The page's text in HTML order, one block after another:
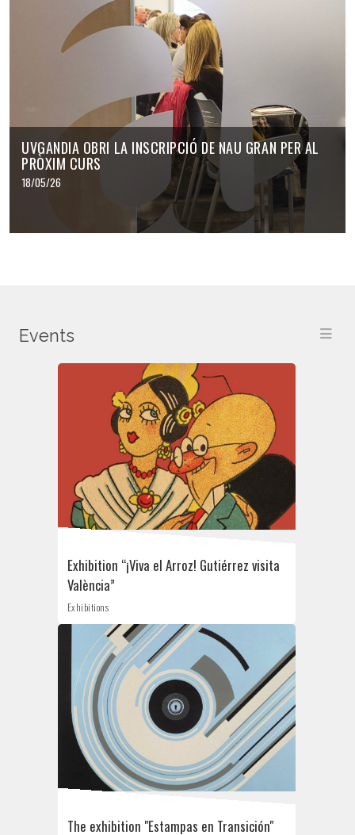
UVGANDIA OBRI LA INSCRIPCIÓ DE NAU GRAN PER AL
PRÒXIM CURS
18/05/26
Events
Exhibition “¡Viva el Arroz! Gutiérrez visita
València”
Exhibitions
The exhibition "Estampas en Transición"